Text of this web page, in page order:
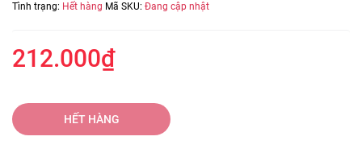
Tình trạng: Hết hàng Mã SKU: Đang cập nhật
212.000₫
HẾT HÀNG